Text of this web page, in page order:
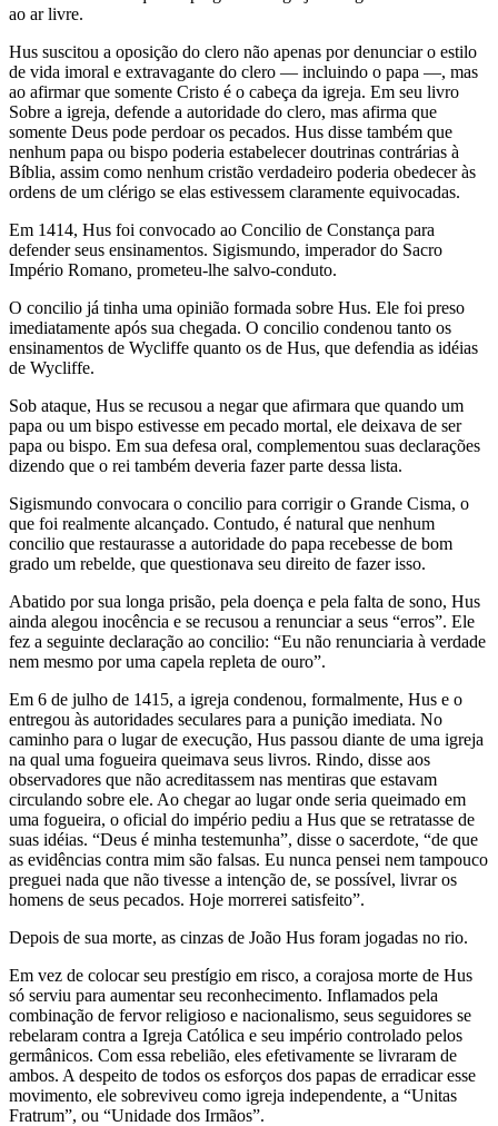
ao ar livre.
Hus suscitou a oposição do clero não apenas por denunciar o estilo
de vida imoral e extravagante do clero — incluindo o papa —, mas
ao afirmar que somente Cristo é o cabeça da igreja. Em seu livro
Sobre a igreja, defende a autoridade do clero, mas afirma que
somente Deus pode perdoar os pecados. Hus disse também que
nenhum papa ou bispo poderia estabelecer doutrinas contrárias à
Bíblia, assim como nenhum cristão verdadeiro poderia obedecer às
ordens de um clérigo se elas estivessem claramente equivocadas.
Em 1414, Hus foi convocado ao Concilio de Constança para
defender seus ensinamentos. Sigismundo, imperador do Sacro
Império Romano, prometeu-lhe salvo-conduto.
O concilio já tinha uma opinião formada sobre Hus. Ele foi preso
imediatamente após sua chegada. O concilio condenou tanto os
ensinamentos de Wycliffe quanto os de Hus, que defendia as idéias
de Wycliffe.
Sob ataque, Hus se recusou a negar que afirmara que quando um
papa ou um bispo estivesse em pecado mortal, ele deixava de ser
papa ou bispo. Em sua defesa oral, complementou suas declarações
dizendo que o rei também deveria fazer parte dessa lista.
Sigismundo convocara o concilio para corrigir o Grande Cisma, o
que foi realmente alcançado. Contudo, é natural que nenhum
concilio que restaurasse a autoridade do papa recebesse de bom
grado um rebelde, que questionava seu direito de fazer isso.
Abatido por sua longa prisão, pela doença e pela falta de sono, Hus
ainda alegou inocência e se recusou a renunciar a seus “erros”. Ele
fez a seguinte declaração ao concilio: “Eu não renunciaria à verdade
nem mesmo por uma capela repleta de ouro”.
Em 6 de julho de 1415, a igreja condenou, formalmente, Hus e o
entregou às autoridades seculares para a punição imediata. No
caminho para o lugar de execução, Hus passou diante de uma igreja
na qual uma fogueira queimava seus livros. Rindo, disse aos
observadores que não acreditassem nas mentiras que estavam
circulando sobre ele. Ao chegar ao lugar onde seria queimado em
uma fogueira, o oficial do império pediu a Hus que se retratasse de
suas idéias. “Deus é minha testemunha”, disse o sacerdote, “de que
as evidências contra mim são falsas. Eu nunca pensei nem tampouco
preguei nada que não tivesse a intenção de, se possível, livrar os
homens de seus pecados. Hoje morrerei satisfeito”.
Depois de sua morte, as cinzas de João Hus foram jogadas no rio.
Em vez de colocar seu prestígio em risco, a corajosa morte de Hus
só serviu para aumentar seu reconhecimento. Inflamados pela
combinação de fervor religioso e nacionalismo, seus seguidores se
rebelaram contra a Igreja Católica e seu império controlado pelos
germânicos. Com essa rebelião, eles efetivamente se livraram de
ambos. A despeito de todos os esforços dos papas de erradicar esse
movimento, ele sobreviveu como igreja independente, a “Unitas
Fratrum”, ou “Unidade dos Irmãos”.